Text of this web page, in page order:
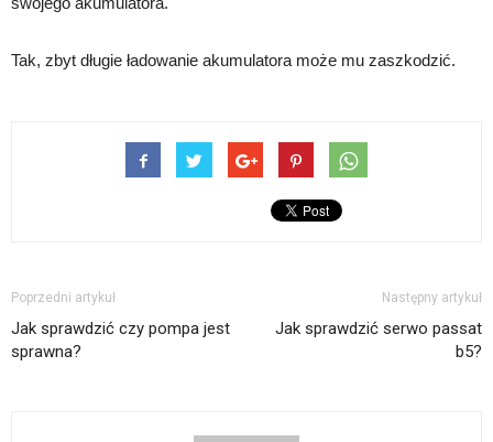
Tak, zbyt długie ładowanie akumulatora może mu zaszkodzić.
Poprzedni artykuł
Jak sprawdzić czy pompa jest
sprawna?
Następny artykuł
Jak sprawdzić serwo passat
b5?